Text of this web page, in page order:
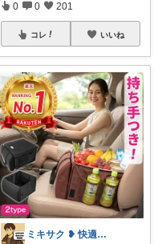
0 0 201
コレ いいね
ミキサク ❥ 快適生活 ❥ 1歳児子育て